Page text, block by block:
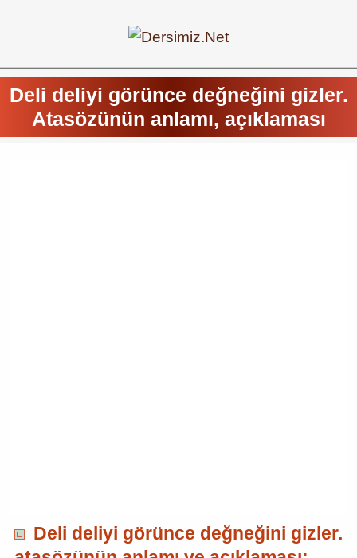
Deli deliyi görünce değneğini gizler.
Atasözünün anlamı, açıklaması
Deli deliyi görünce değneğini gizler.